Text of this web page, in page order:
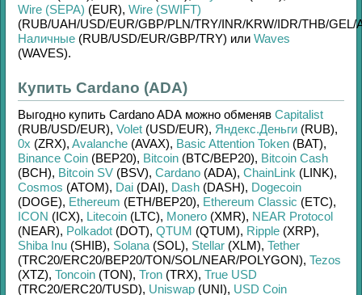
Wire (SEPA) (EUR), Wire (SWIFT)
(RUB/UAH/USD/EUR/GBP/PLN/TRY/INR/KRW/IDR/THB/GEL/
Наличные (RUB/USD/EUR/GBP/TRY) или Waves
(WAVES).
Купить Cardano (ADA)
Выгодно купить Cardano ADA можно обменяв Capitalist
(RUB/USD/EUR), Volet (USD/EUR), Яндекс.Деньги (RUB),
0x (ZRX), Avalanche (AVAX), Basic Attention Token (BAT),
Binance Coin (BEP20), Bitcoin (BTC/BEP20), Bitcoin Cash
(BCH), Bitcoin SV (BSV), Cardano (ADA), ChainLink (LINK),
Cosmos (ATOM), Dai (DAI), Dash (DASH), Dogecoin
(DOGE), Ethereum (ETH/BEP20), Ethereum Classic (ETC),
ICON (ICX), Litecoin (LTC), Monero (XMR), NEAR Protocol
(NEAR), Polkadot (DOT), QTUM (QTUM), Ripple (XRP),
Shiba Inu (SHIB), Solana (SOL), Stellar (XLM), Tether
(TRC20/ERC20/BEP20/TON/SOL/NEAR/POLYGON), Tezos
(XTZ), Toncoin (TON), Tron (TRX), True USD
(TRC20/ERC20/TUSD), Uniswap (UNI), USD Coin